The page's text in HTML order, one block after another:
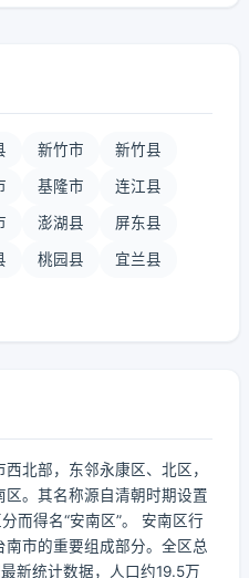
新竹市 新竹县
基隆市 连江县
澎湖县 屏东县
桃园县 宜兰县
北部，东邻永康区、北区，
。其名称源自清朝时期设置
而得名“安南区”。 安南区行
市的重要组成部分。全区总
新统计数据，人口约19.5万